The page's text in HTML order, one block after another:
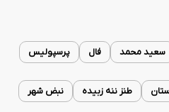
سعید محمد فال پرسپولیس
طنز ننه زبیده نبض شهر